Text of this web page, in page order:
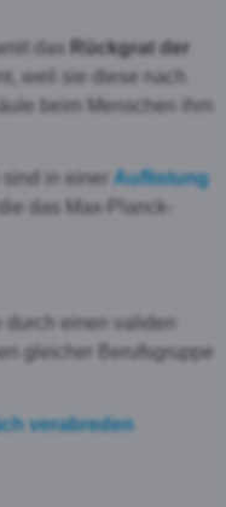
das Rückgrat der
weil sie diese nach
beim Menschen ihm
in einer Auflistung
das Max-Planck-
durch einen validen
gleicher Berufsgruppe
verabreden